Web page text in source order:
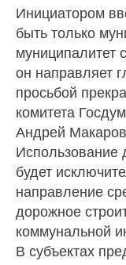
Инициатором
быть только
муниципалитет
он направляет
просьбой
комитета
Андрей
Использование
будет
направление
дорожное
коммунальной
В субъектах